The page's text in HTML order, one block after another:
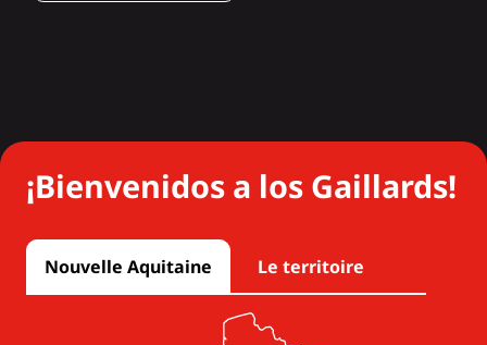
¡Bienvenidos a los Gaillards!
Nouvelle Aquitaine Le territoire